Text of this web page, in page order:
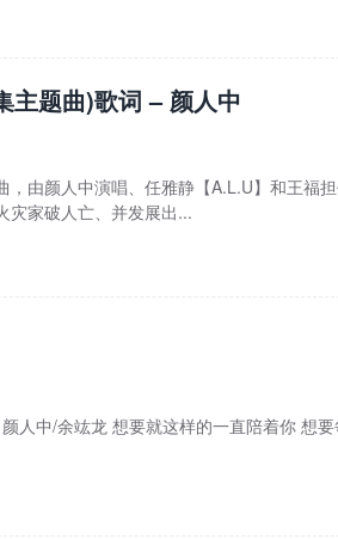
主题曲)歌词 – 颜人中
由颜人中演唱、任雅静【A.L.U】和王福
灾家破人亡、并发展出...
人中/余竑龙 想要就这样的一直陪着你 想要